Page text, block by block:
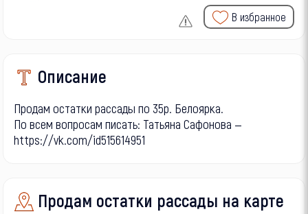
В избранное
Описание
Продам остатки рассады по 35р. Белоярка.
По всем вопросам писать: Татьяна Сафонова —
https://vk.com/id515614951
Продам остатки рассады на карте